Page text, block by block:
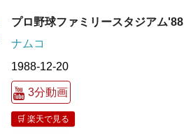
プロ野球ファミリースタジアム'88
ナムコ
1988-12-20
3分動画
🛒 楽天で見る